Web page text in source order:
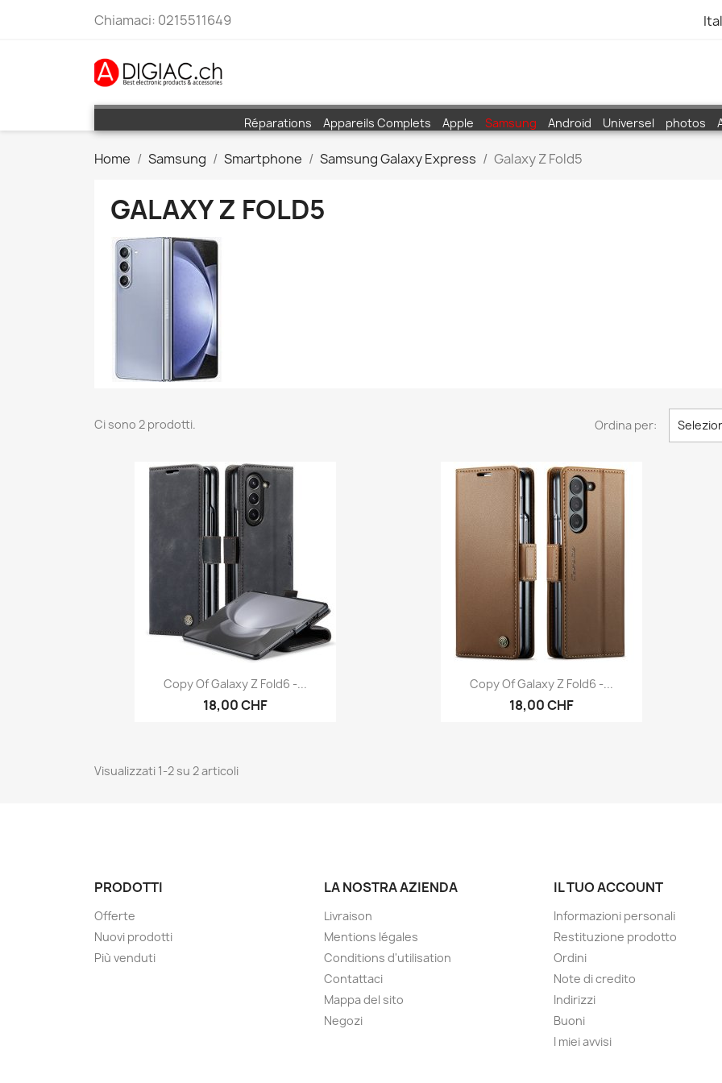
Chiamaci: 0215511649
Réparations Appareils Complets Apple Samsung Android Universel photos
Home Samsung Smartphone Samsung Galaxy Express Galaxy Z Fold5
GALAXY Z FOLD5
Ci sono 2 prodotti. Ordina per:
Anteprima
Copy Of Galaxy Z Fold6 -...
18,00 CHF
Anteprima
Copy Of Galaxy Z Fold6 -...
18,00 CHF
Visualizzati 1-2 su 2 articoli
PRODOTTI
Offerte
Nuovi prodotti
Più venduti
LA NOSTRA AZIENDA
Livraison
Mentions légales
Conditions d'utilisation
Contattaci
Mappa del sito
Negozi
IL TUO ACCOUNT
Informazioni personali
Restituzione prodotto
Ordini
Note di credito
Indirizzi
Buoni
I miei avvisi